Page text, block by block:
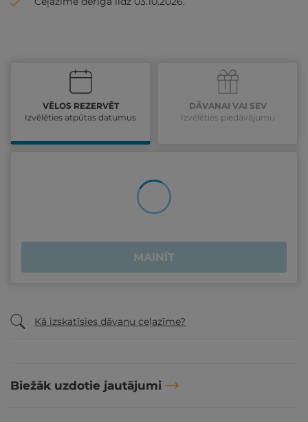
VĒLOS REZERVĒT
Izvēlēties atpūtas datumus
DĀVANAI VAI SEV
Izvēlēties piedāvājumu
MAINĪT
Kā izskatīsies dāvanu ceļazīme?
Biežāk uzdotie jautājumi